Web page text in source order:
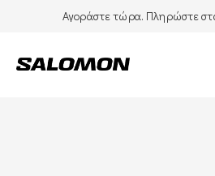
Αγοράστε τώρα. Πληρώστε